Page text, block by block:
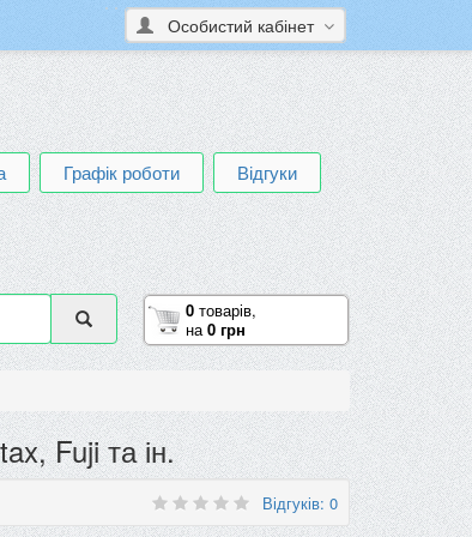
Особистий кабінет
Графік роботи Відгуки
0товарів,
на0 грн
Fuji та ін.
Відгуків: 0